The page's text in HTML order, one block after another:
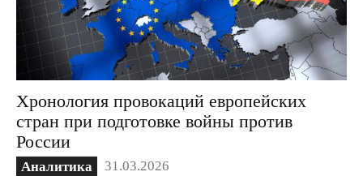
Хронология провокаций европейских
стран при подготовке войны против
России
Аналитика 31.03.2026